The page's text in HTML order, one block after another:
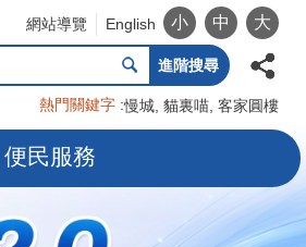
網站導覽 English 小 中 大
進階搜尋
熱門關鍵字 慢城 貓裏喵 客家圓樓
便民服務